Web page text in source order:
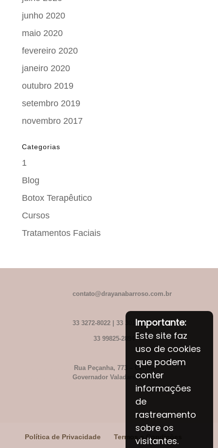
junho 2020
maio 2020
fevereiro 2020
janeiro 2020
outubro 2019
setembro 2019
novembro 2017
Categorias
1
Blog
Botox Terapêutico
Cursos
Tratamentos Faciais
contato@drayanabarroso.com.br
33 3272-8022 | 33 3014-8022
……………………33 99825-2894
Rua Peçanha, 773 – Centro
Governador Valadares – M G
Política de Privacidade
Termos e Condições
Importante:
Este site faz
uso de cookies
que podem
conter
informações
de
rastreamento
sobre os
visitantes.